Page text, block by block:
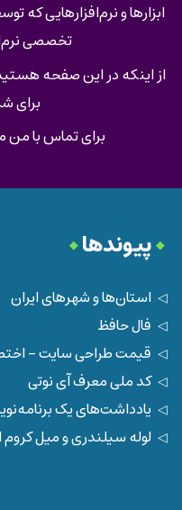
ابزارها و نرم‌افزارهایی که
تخصصی
از اینکه در این صفحه
برای
برای تماس با من
پیوندها
استان‌ها و شهرهای ایران
فال حافظ
قیمت طراحی سایت -
کد ملی معرف آی نوتی
یادداشت‌های یک
لوله سیلندری و میل کروم